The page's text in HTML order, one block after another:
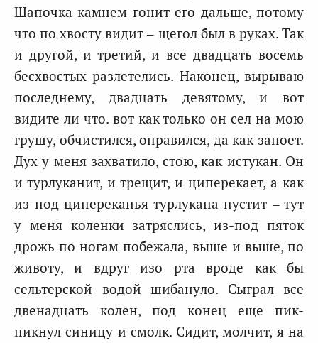
Шапочка камнем гонит его дальше, потому
что по хвосту видит – щегол был в руках. Так
и другой, и третий, и все двадцать восемь
бесхвостых разлетелись. Наконец, вырываю
последнему, двадцать девятому, и вот
видите ли что. вот как только он сел на мою
грушу, обчистился, оправился, да как запоет.
Дух у меня захватило, стою, как истукан. Он
и турлуканит, и трещит, и циперекает, а как
из-под ципереканья турлукана пустит – тут
у меня коленки затряслись, из-под пяток
дрожь по ногам побежала, выше и выше, по
животу, и вдруг изо рта вроде как бы
сельтерской водой шибануло. Сыграл все
двенадцать колен, под конец еще пик-
пикнул синицу и смолк. Сидит, молчит, я на